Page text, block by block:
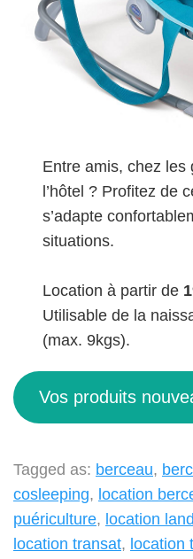
Entre amis, chez les
l’hôtel ? Profitez de
s’adapte
situations.
Location à partir de
Utilisable de la
(max. 9kgs).
Vos produits
Tagged as: berceau,
cosleeping, location
puériculture, location
location transat, location